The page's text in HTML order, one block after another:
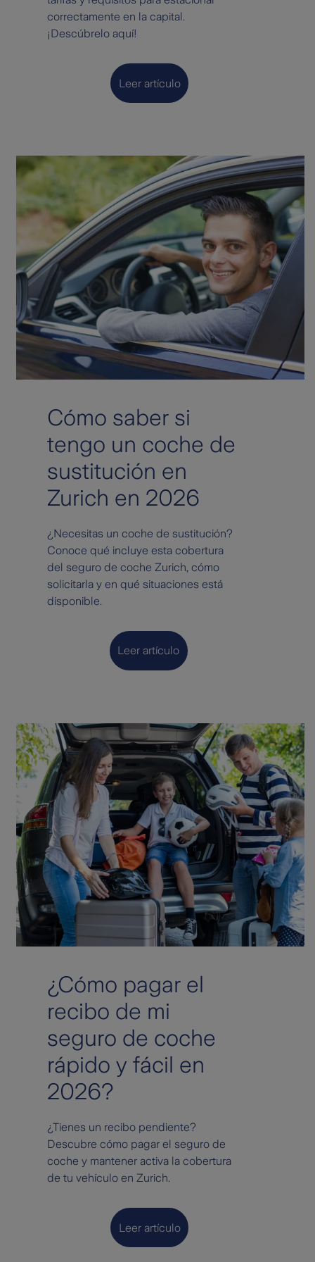
correctamente en la capital.
¡Descúbrelo aquí!
Leer artículo
Cómo saber si
tengo un coche de
sustitución en
Zurich en 2026
¿Necesitas un coche de sustitución?
Conoce qué incluye esta cobertura
del seguro de coche Zurich, cómo
solicitarla y en qué situaciones está
disponible.
Leer artículo
¿Cómo pagar el
recibo de mi
seguro de coche
rápido y fácil en
2026?
¿Tienes un recibo pendiente?
Descubre cómo pagar el seguro de
coche y mantener activa la cobertura
de tu vehículo en Zurich.
Leer artículo